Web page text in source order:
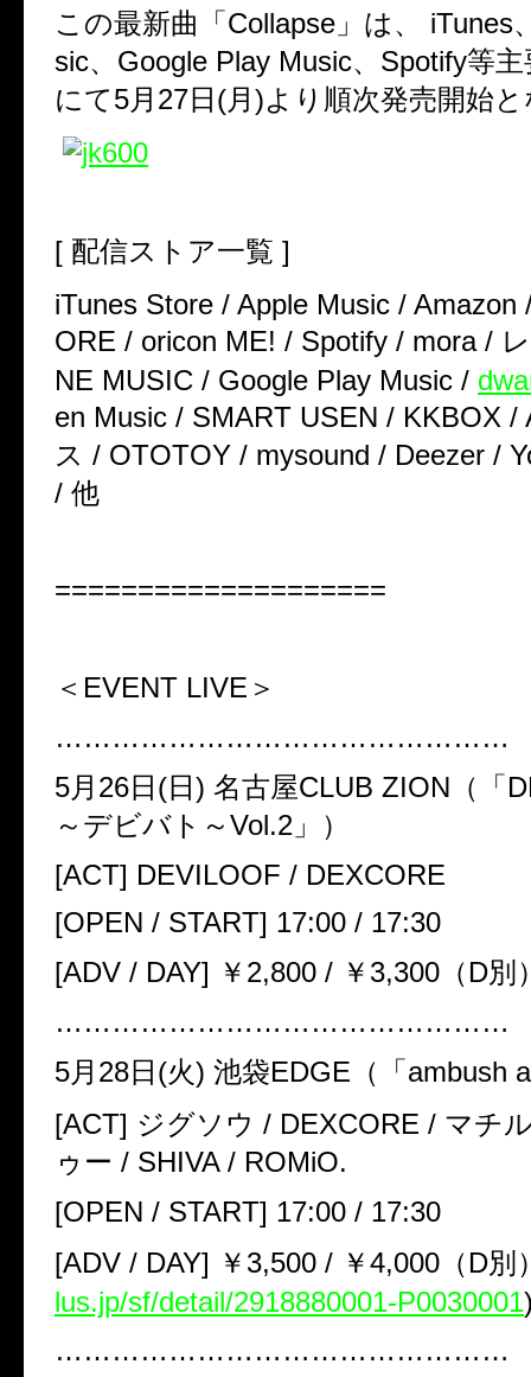
この最新曲「 Collapse 」は、 iTunes
sic、 Google Play Music、 Spotify等
にて5月 27日(月)より順次発売開始
[ 配信ストア一覧 ]
iTunes Store / Apple Music /
ORE / oricon ME! / Spotify / mora /
NE MUSIC / Google Play Music /
en Music / SMART USEN / KKBOX /
ス / OTOTOY / mysound / Deezer /
/ 他
====================
＜EVENT LIVE＞
…………………………………………
5月 26日(日) 名古屋CLUB ZION （「
～デビバト～Vol.2 」）
[ACT] DEVILOOF / DEXCORE
[OPEN / START] 17:00 / 17:30
[ADV / DAY] ￥ 2,800 / ￥ 3,300 （D別
…………………………………………
5月 28日(火) 池袋EDGE （「 ambush
[ACT] ジグソウ / DEXCORE / マチ
ゥー / SHIVA / ROMiO.
[OPEN / START] 17:00 / 17:30
[ADV / DAY] ￥ 3,500 / ￥4,000 （D別
lus.jp/sf/detail/2918880001-P0030001
…………………………………………